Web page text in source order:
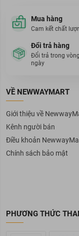
Bảo quản Bộ Gội Xả
ướt, có ánh nắng
Bạn đang tìm kiếm
uy tín, chính
Newway Martđể
Thông số sản
Thương hiệu:
Xuất xứ thương
Mua hàng
Cam kết chất
Đổi trả hàng
Đổi trả trong
ngày
VỀ NEWWAYMART
Giới thiệu về
Kênh người bán
Điều khoản
Chính sách bảo mật
PHƯƠNG THỨC